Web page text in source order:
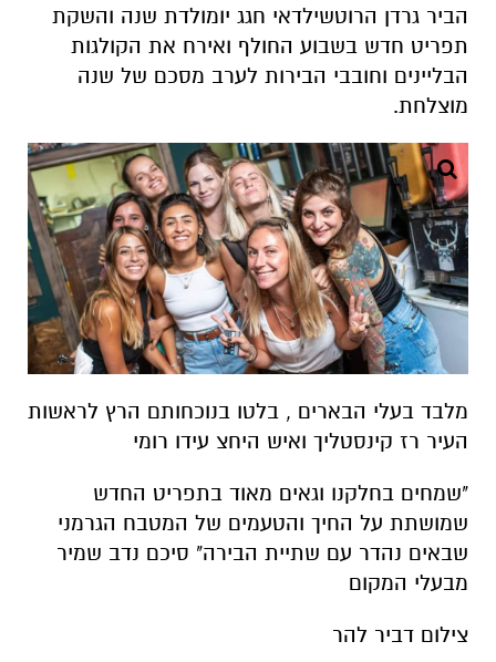
הביר גרדן הרוטשילדאי חגג יומולדת שנה והשקת
תפריט חדש בשבוע החולף ואירח את הקולגות
הבליינים וחובבי הבירות לערב מסכם של שנה
מוצלחת.
מלבד בעלי הבארים , בלטו בנוכחותם הרץ לראשות
העיר רז קינסטליך ואיש היחצ עידו רומי
"שמחים בחלקנו וגאים מאוד בתפריט החדש
שמושתת על החיך והטעמים של המטבח הגרמני
שבאים נהדר עם שתיית הבירה" סיכם נדב שמיר
מבעלי המקום
צילום דביר להר